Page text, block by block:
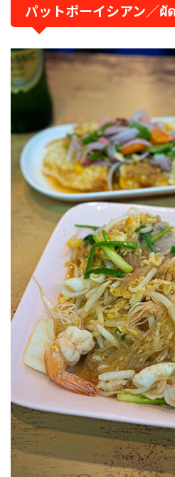
パットポーイシアン／ผั